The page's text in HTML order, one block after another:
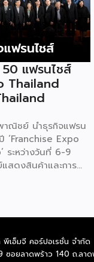
แฟรนไชส์
Thailand
าณิชย์ นำธุรกิจแฟรน
‘Franchise Expo
ระหว่างวันที่ 6-9
ดงสินค้าและการ
อธิบดีกรมพัฒนา
กซ์โป ไทยแลนด์ บาย
Expo Thailand
พีเอ็มจี คอร์ปอเรชั่น จำกัด
ซอยลาดพร้าว 140 ถ.ลา